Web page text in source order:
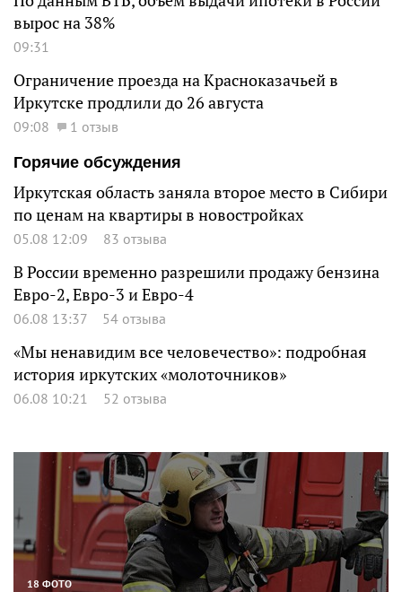
вырос на 38%
09:31
Ограничение проезда на Красноказачьей в
Иркутске продлили до 26 августа
09:08
1 отзыв
Горячие обсуждения
Иркутская область заняла второе место в Сибири
по ценам на квартиры в новостройках
05.08 12:09 83 отзыва
В России временно разрешили продажу бензина
Евро-2, Евро-3 и Евро-4
06.08 13:37 54 отзыва
«Мы ненавидим все человечество»: подробная
история иркутских «молоточников»
06.08 10:21 52 отзыва
18 ФОТО